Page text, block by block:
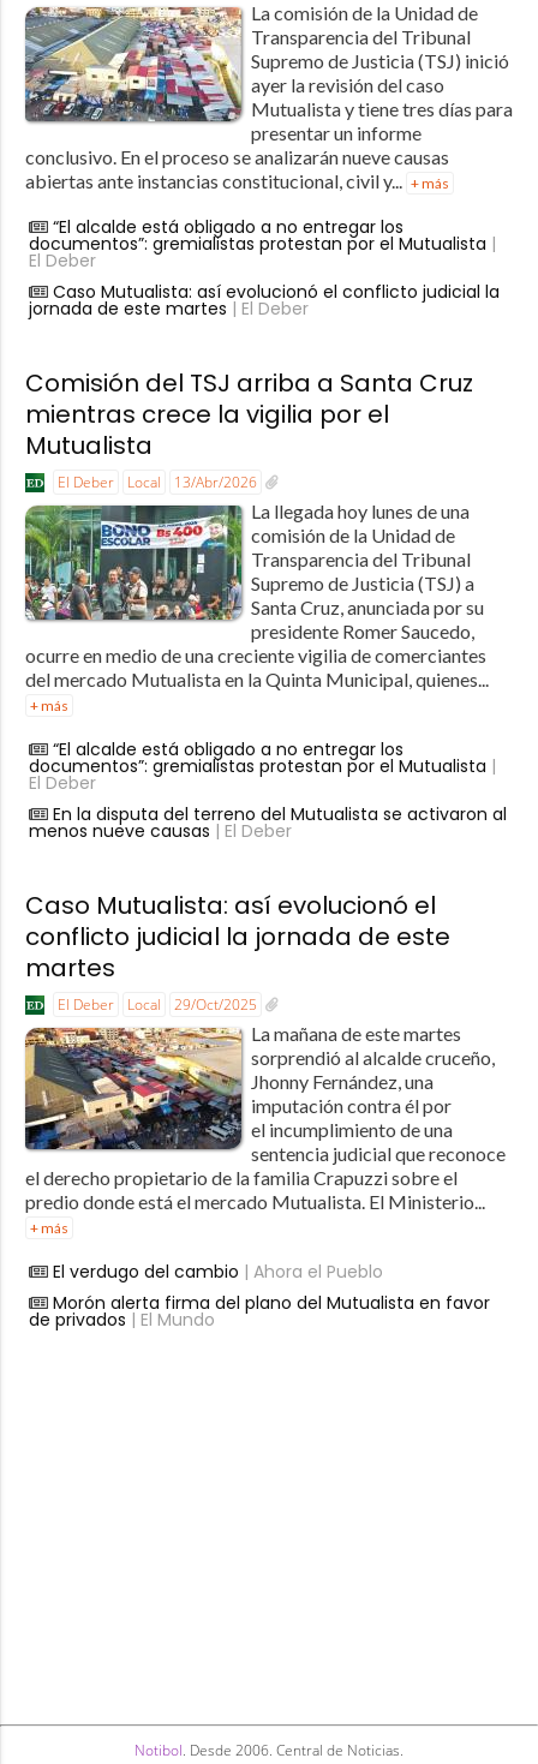
La comisión de la Unidad de
Transparencia del Tribunal
Supremo de Justicia (TSJ) inició
ayer la revisión del caso
Mutualista y tiene tres días para
presentar un informe
conclusivo. En el proceso se analizarán nueve causas
abiertas ante instancias constitucional, civil y... + más
“El alcalde está obligado a no entregar los
documentos”: gremialistas protestan por el Mutualista |
El Deber
Caso Mutualista: así evolucionó el conflicto judicial la
jornada de este martes | El Deber
Comisión del TSJ arriba a Santa Cruz
mientras crece la vigilia por el
Mutualista
El Deber Local 13/Abr/2026
La llegada hoy lunes de una
comisión de la Unidad de
Transparencia del Tribunal
Supremo de Justicia (TSJ) a
Santa Cruz, anunciada por su
presidente Romer Saucedo,
ocurre en medio de una creciente vigilia de comerciantes
del mercado Mutualista en la Quinta Municipal, quienes...
+ más
“El alcalde está obligado a no entregar los
documentos”: gremialistas protestan por el Mutualista |
El Deber
En la disputa del terreno del Mutualista se activaron al
menos nueve causas | El Deber
Caso Mutualista: así evolucionó el
conflicto judicial la jornada de este
martes
El Deber Local 29/Oct/2025
La mañana de este martes
sorprendió al alcalde cruceño,
Jhonny Fernández, una
imputación contra él por
el incumplimiento de una
sentencia judicial que reconoce
el derecho propietario de la familia Crapuzzi sobre el
predio donde está el mercado Mutualista. El Ministerio...
+ más
El verdugo del cambio | Ahora el Pueblo
Morón alerta firma del plano del Mutualista en favor
de privados | El Mundo
Notibol. Desde 2006. Central de Noticias.